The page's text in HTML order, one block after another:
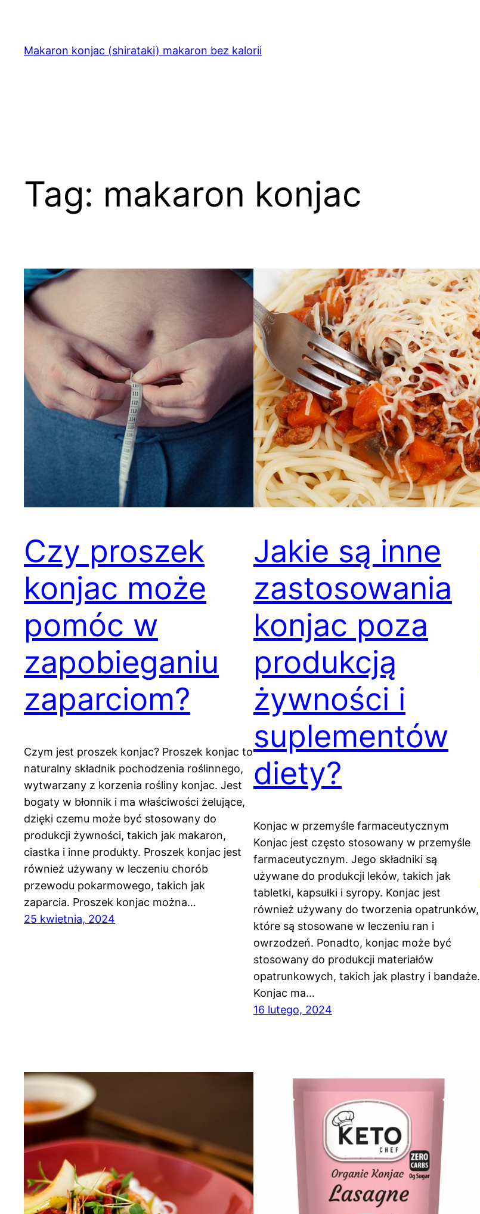
treściMakaron konjac (shirataki) makaron bez kalorii
Tag: makaron konjac
Czy proszek
konjac może
pomóc w
zapobieganiu
zaparciom?
Czym jest proszek konjac? Proszek konjac to
naturalny składnik pochodzenia roślinnego,
wytwarzany z korzenia rośliny konjac. Jest
bogaty w błonnik i ma właściwości żelujące,
dzięki czemu może być stosowany do
produkcji żywności, takich jak makaron,
ciastka i inne produkty. Proszek konjac jest
również używany w leczeniu chorób
przewodu pokarmowego, takich jak
zaparcia. Proszek konjac można…
25 kwietnia, 2024
Jakie są inne
zastosowania
konjac poza
produkcją
żywności i
suplementów
diety?
Konjac w przemyśle farmaceutycznym
Konjac jest często stosowany w przemyśle
farmaceutycznym. Jego składniki są
używane do produkcji leków, takich jak
tabletki, kapsułki i syropy. Konjac jest
również używany do tworzenia opatrunków,
które są stosowane w leczeniu ran i
owrzodzeń. Ponadto, konjac może być
stosowany do produkcji materiałów
opatrunkowych, takich jak plastry i bandaże.
Konjac ma…
16 lutego, 2024